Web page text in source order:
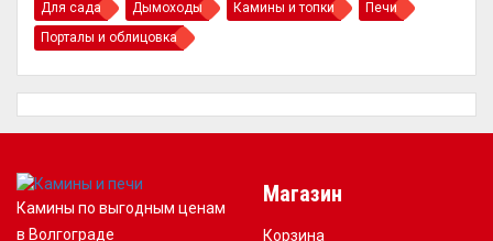
Для сада
Дымоходы Камины и топки
Печи
Порталы и облицовка
Камины по выгодным ценам
в Волгограде
Магазин
Корзина